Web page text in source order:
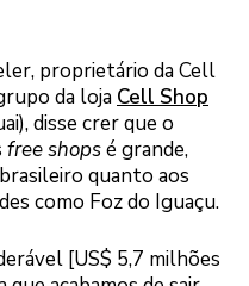
proprietário da Cell
da loja Cell Shop
disse crer que o
free shopsé grande,
quanto aos
como Foz do Iguaçu.
[US$ 5,7 milhões